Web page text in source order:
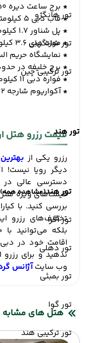
تور هانگژو
تور شانگهای
تور ترکیبی چین
تور هند
تور هند(مشاهده همه)
تور آگرا
تور دهلی
تور بمبئی
تور گوا
تور ترکیبی هند
* برج ساعت دیره 350 متر
*قاب دبی 5 کیلومتر
* پل شناور 1.7 کیلومتر
*موزه دبی 3.6 کیلومتر
* نمایشگاه حریم السلطان
* برج خلیفه در حدود 11
*فواره دبی 11 کیلومتر
*آکواریوم شارجه 12 کیلومتر
قیمت رزرو هتل
رزرو یکی از
دیگر رویا نیست!
دسترسی عالی در
قیمت‌های ویژه هتل
بررسی کنید. با
بلکه می‌توانید
اقامت خود در
ندهید و برای رزرو
وب ‌سایتآژانس
هتل های مشابه